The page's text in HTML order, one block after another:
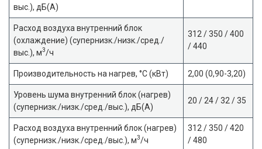
выс.), дБ(A)
Расход воздуха внутренний блок
(охлаждение) (супернизк./низк./сред./
выс.), м3/ч
312 / 350 / 400
/ 440
Производительность на нагрев, °С (кВт) 2,00 (0,90-3,20)
Уровень шума внутренний блок (нагрев)
(супернизк./низк./сред./выс.), дБ(А)
20 / 24 / 32 / 35
Расход воздуха внутренний блок (нагрев)
(супернизк./низк./сред./выс.), м3/ч
312 / 350 / 420
/ 480